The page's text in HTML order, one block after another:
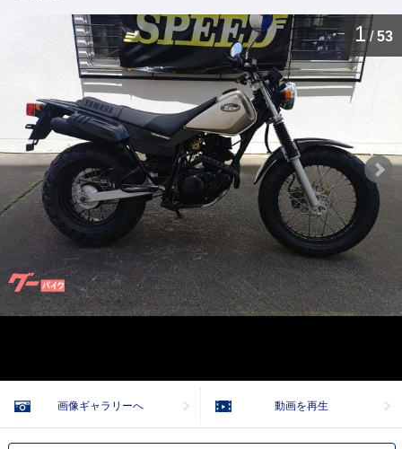
1 / 53
画像ギャラリーへ 動画を再生